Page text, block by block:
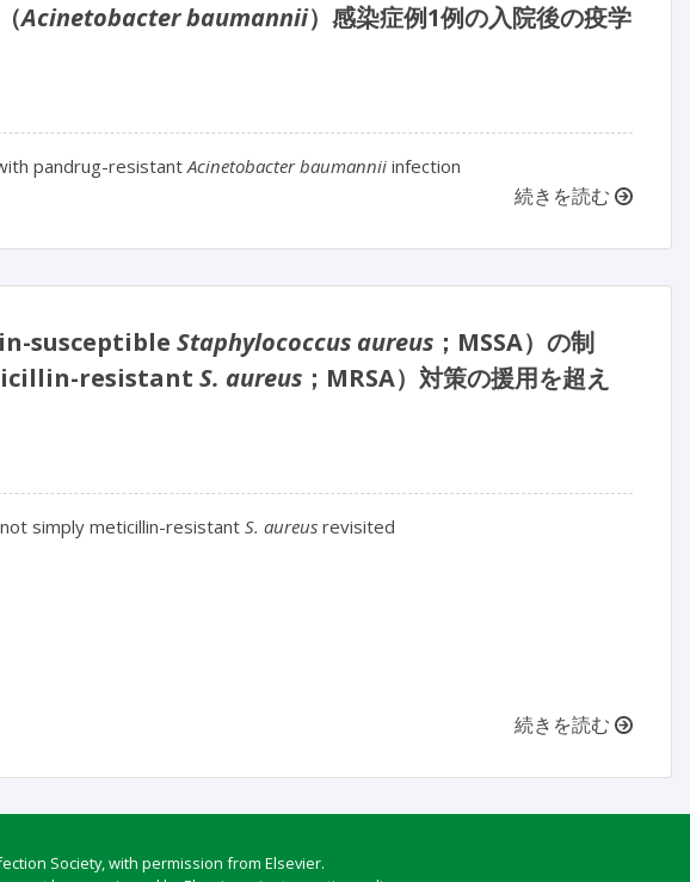
Acinetobacter baumannii）感染症例1例の入院後の疫学
pandrug-resistantAcinetobacter baumannii infection
続きを読む
susceptible Staphylococcus aureus ；MSSA）の制
resistant S. aureus ；MRSA）対策の援用を超え
simply meticillin-resistant S. aureus revisited
続きを読む
Society, with permission from Elsevier.